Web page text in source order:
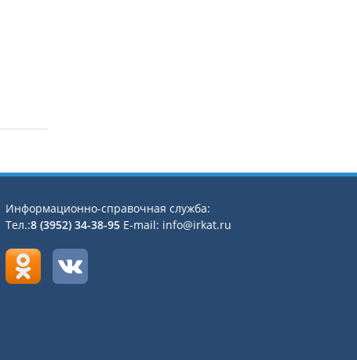
Информационно-справочная служба:
Тел.:8 (3952) 34-38-95 E-mail: info@irkat.ru